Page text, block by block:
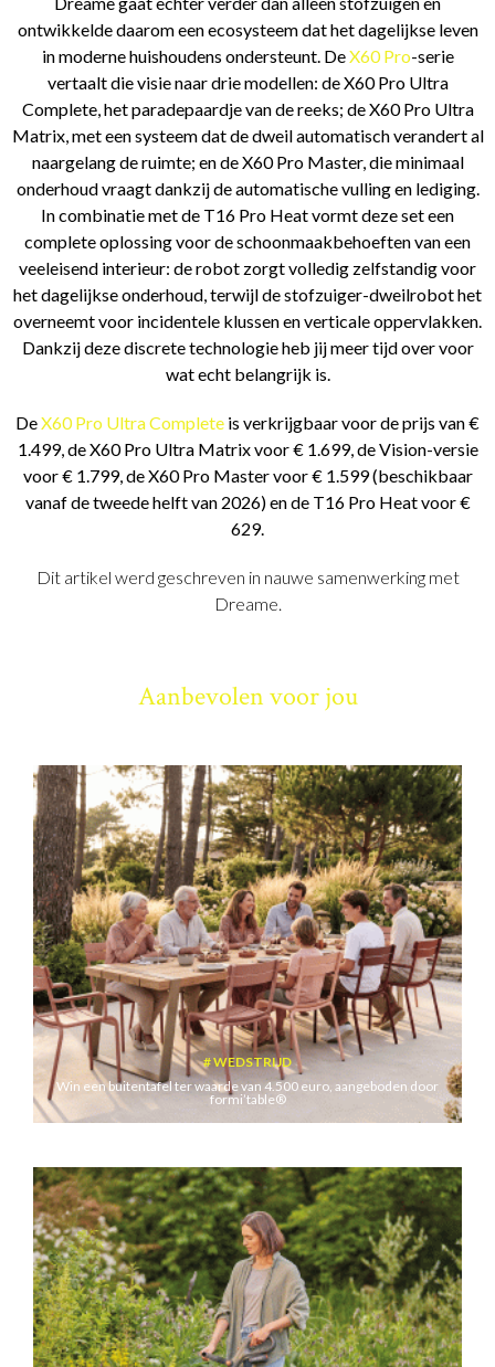
ontwikkelde daarom een ecosysteem dat het dagelijkse leven
in moderne huishoudens ondersteunt. DeX60 Pro-serie
vertaalt die visie naar drie modellen: de X60 Pro Ultra
Complete, het paradepaardje van de reeks; de X60 Pro Ultra
Matrix, met een systeem dat de dweil automatisch verandert al
naargelang de ruimte; en de X60 Pro Master, die minimaal
onderhoud vraagt dankzij de automatische vulling en lediging.
In combinatie met de T16 Pro Heat vormt deze set een
complete oplossing voor de schoonmaakbehoeften van een
veeleisend interieur: de robot zorgt volledig zelfstandig voor
het dagelijkse onderhoud, terwijl de stofzuiger-dweilrobot het
overneemt voor incidentele klussen en verticale oppervlakken.
Dankzij deze discrete technologie heb jij meer tijd over voor
wat echt belangrijk is.
DeX60 Pro Ultra Complete is verkrijgbaar voor de prijs van €
1.499, de X60 Pro Ultra Matrix voor € 1.699, de Vision-versie
voor € 1.799, de X60 Pro Master voor € 1.599 (beschikbaar
vanaf de tweede helft van 2026) en de T16 Pro Heat voor €
629.
Dit artikel werd geschreven in nauwe samenwerking met
Dreame.
Aanbevolen voor jou
WEDSTRIJD
Win een buitentafel ter waarde van 4.500 euro, aangeboden door
formi’table®